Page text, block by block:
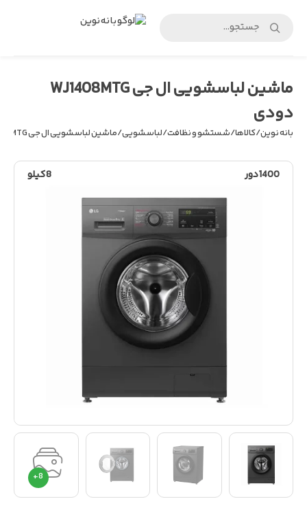
ماشین لباسشویی ال جی WJ1408MTG
دودی
بانه نوین/کالاها/شستشو و نظافت/لباسشویی/ ماشین لباسشویی ال جی WJ1408MTG دودی
1400دور 8 کیلو